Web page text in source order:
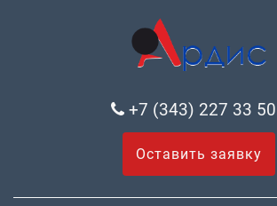
+7 (343) 227 33 50
Оставить заявку